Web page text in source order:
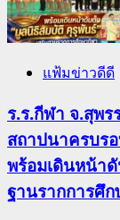
แฟ้มข่าวดีดี
ร.ร.กีฬา จ.สุพ
สถาปนาครบร
พร้อมเดินหน้า
ฐานรากการศึ